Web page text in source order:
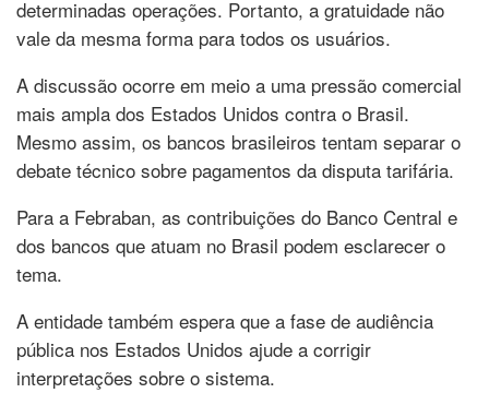
determinadas operações. Portanto, a gratuidade não
vale da mesma forma para todos os usuários.
A discussão ocorre em meio a uma pressão comercial
mais ampla dos Estados Unidos contra o Brasil.
Mesmo assim, os bancos brasileiros tentam separar o
debate técnico sobre pagamentos da disputa tarifária.
Para a Febraban, as contribuições do Banco Central e
dos bancos que atuam no Brasil podem esclarecer o
tema.
A entidade também espera que a fase de audiência
pública nos Estados Unidos ajude a corrigir
interpretações sobre o sistema.